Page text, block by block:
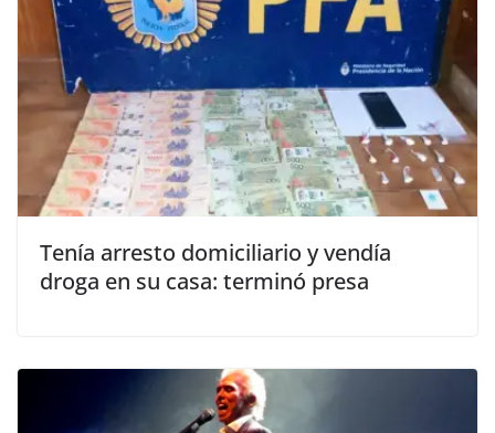
Tenía arresto domiciliario y vendía
droga en su casa: terminó presa